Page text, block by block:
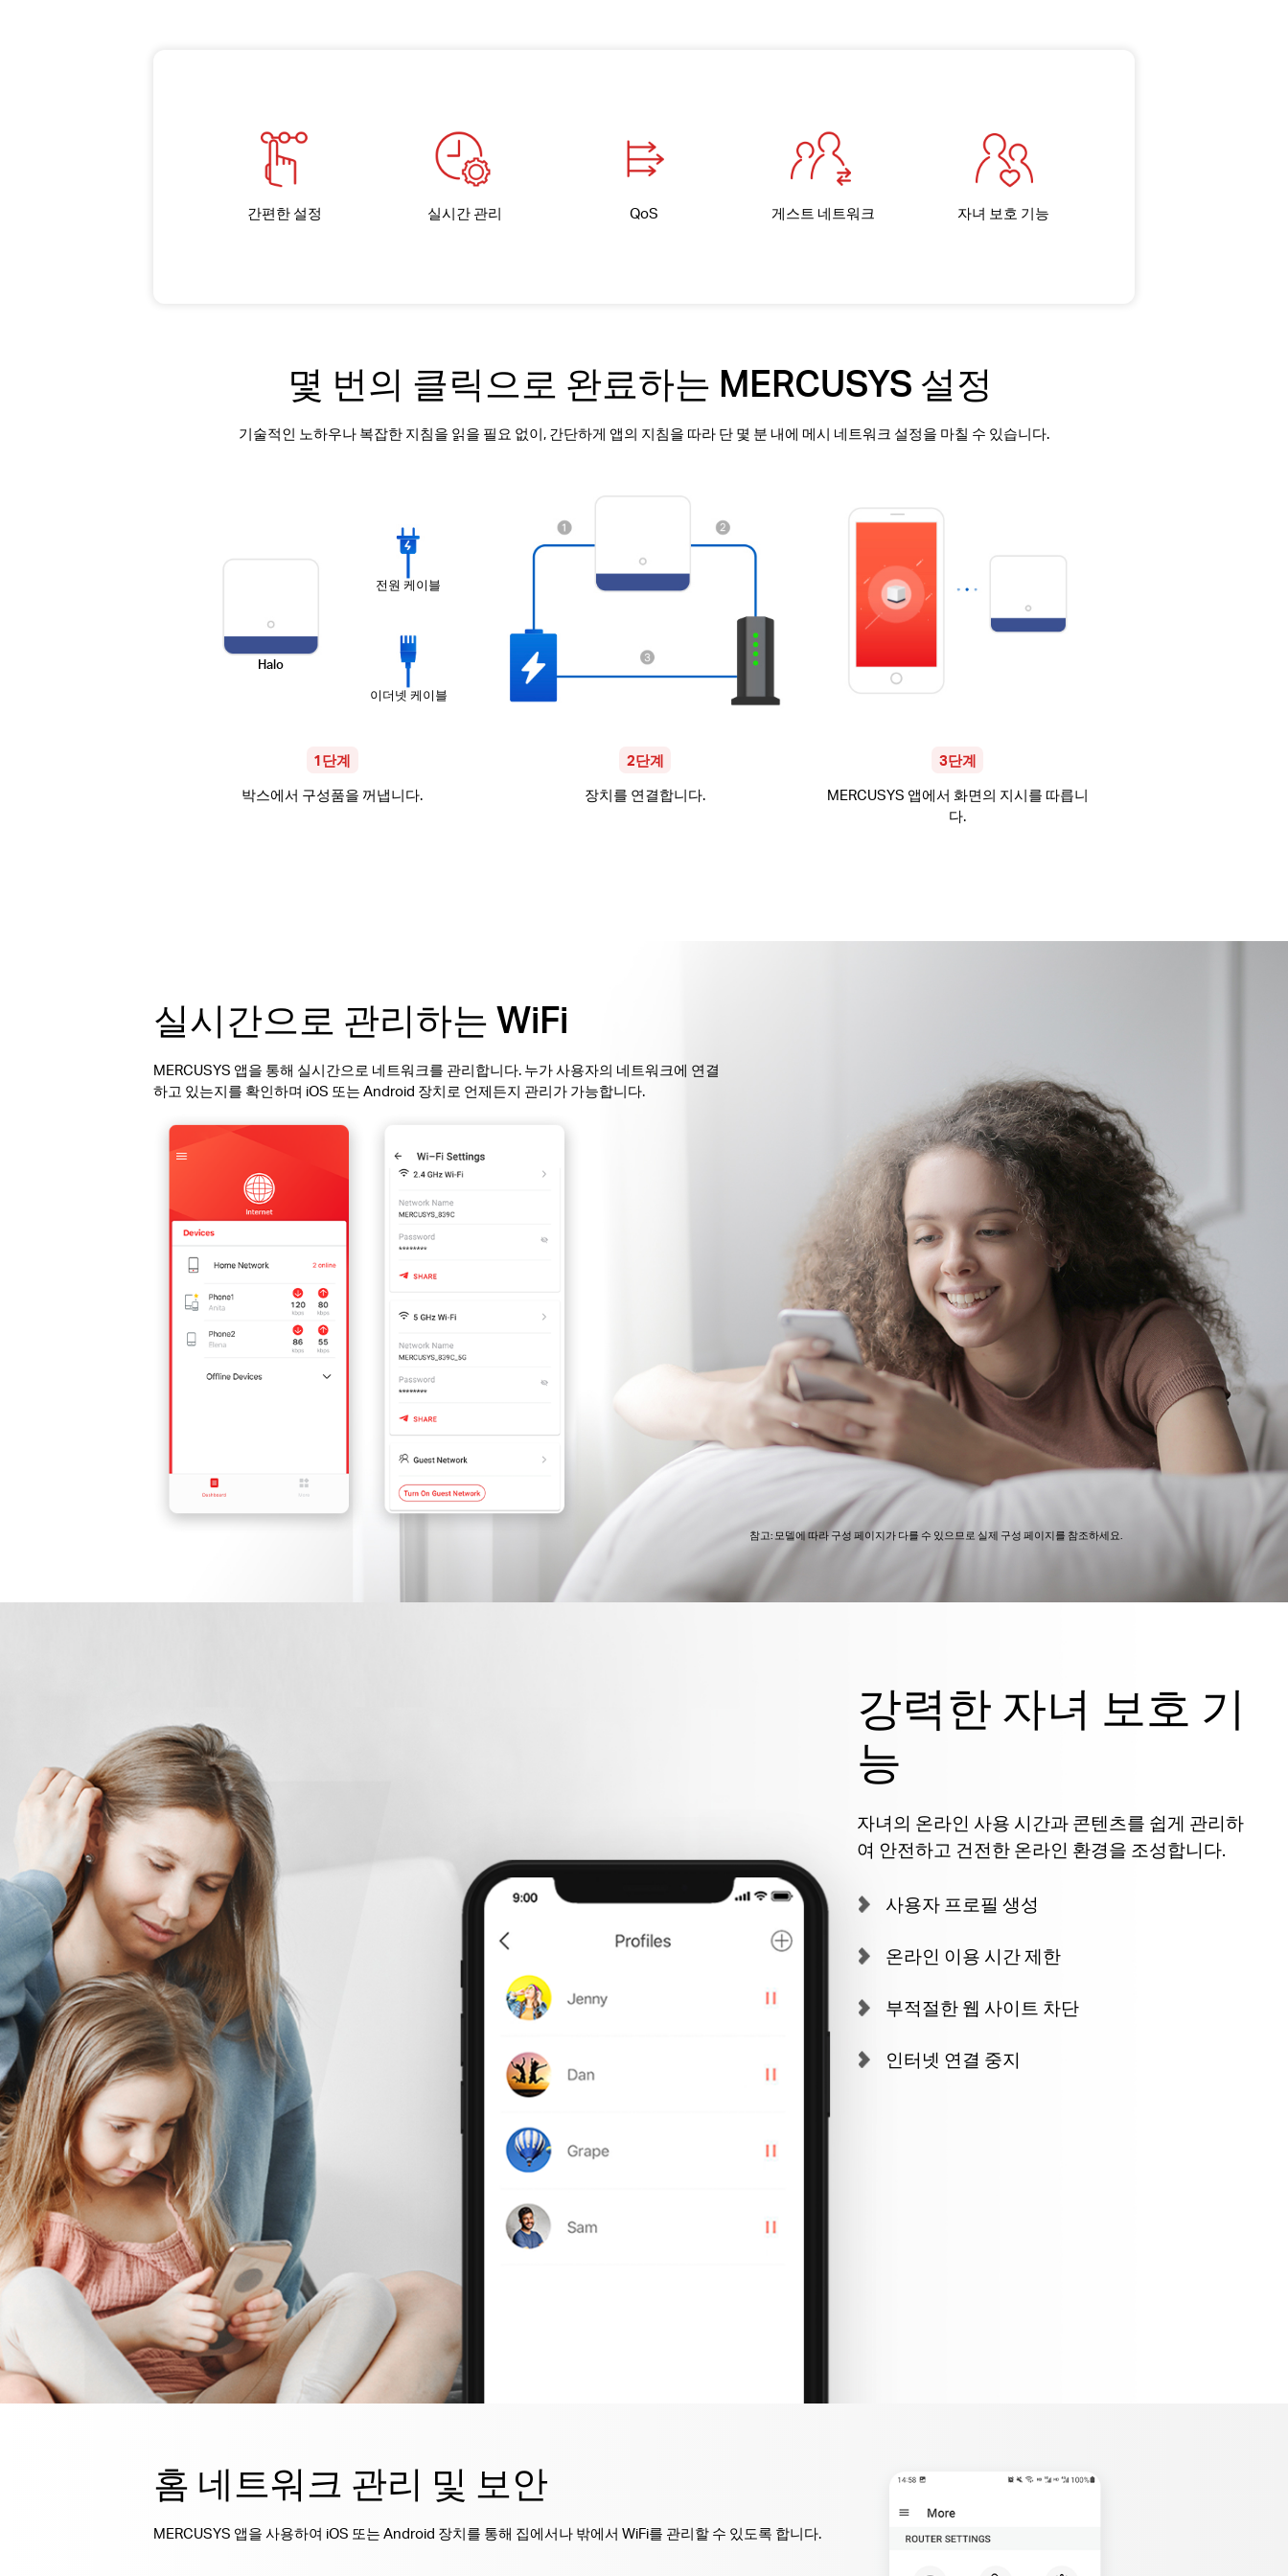
간편한 설정 실시간 관리 QoS 게스트 네트워크 자녀 보호 기능
몇 번의 클릭으로 완료하는 MERCUSYS 설정
기술적인 노하우나 복잡한 지침을 읽을 필요 없이, 간단하게 앱의 지침을 따라 단 몇 분 내에 메시 네트워크 설정을 마칠 수 있습니다.
Halo
전원 케이블
이더넷 케이블
1단계
박스에서 구성품을 꺼냅니다.
2단계
장치를 연결합니다.
3단계
MERCUSYS 앱에서 화면의 지시를 따릅니
다.
실시간으로 관리하는 WiFi
MERCUSYS 앱을 통해 실시간으로 네트워크를 관리합니다. 누가 사용자의 네트워크에 연결
하고 있는지를 확인하며 iOS 또는 Android 장치로 언제든지 관리가 가능합니다.
참고: 모델에 따라 구성 페이지가 다를 수 있으므로 실제 구성 페이지를 참조하세요.
강력한 자녀 보호 기
능
자녀의 온라인 사용 시간과 콘텐츠를 쉽게 관리하
여 안전하고 건전한 온라인 환경을 조성합니다.
사용자 프로필 생성
온라인 이용 시간 제한
부적절한 웹 사이트 차단
인터넷 연결 중지
홈 네트워크 관리 및 보안
MERCUSYS 앱을 사용하여 iOS 또는 Android 장치를 통해 집에서나 밖에서 WiFi를 관리할 수 있도록 합니다.